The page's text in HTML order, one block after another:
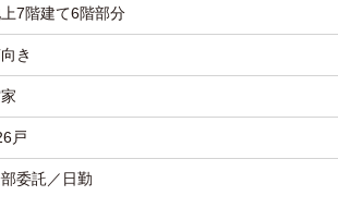
7階建て6階部分
き
戸
委託／日勤